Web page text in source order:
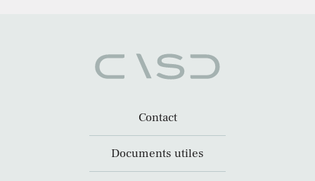
Contact
Documents utiles